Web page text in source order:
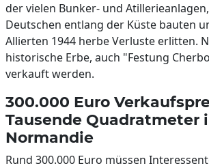
der vielen Bunker- und
Deutschen entlang der Küste bauten
Allierten 1944 herbe Verluste erlitten.
historische Erbe, auch "Festung
verkauft werden.
300.000 Euro
Tausende Quadratmeter
Normandie
Rund 300.000 Euro müssen